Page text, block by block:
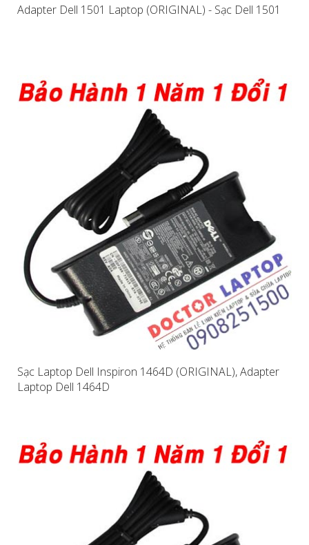
Adapter Dell 1501 Laptop (ORIGINAL) - Sạc Dell 1501
Sạc Laptop Dell Inspiron 1464D (ORIGINAL), Adapter
Laptop Dell 1464D